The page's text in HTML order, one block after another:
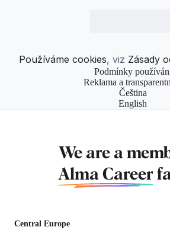
Používáme cookies, viz Zásady
Podmínky
Reklama a
Čeština
English
We are a
Alma Career
Central Europe